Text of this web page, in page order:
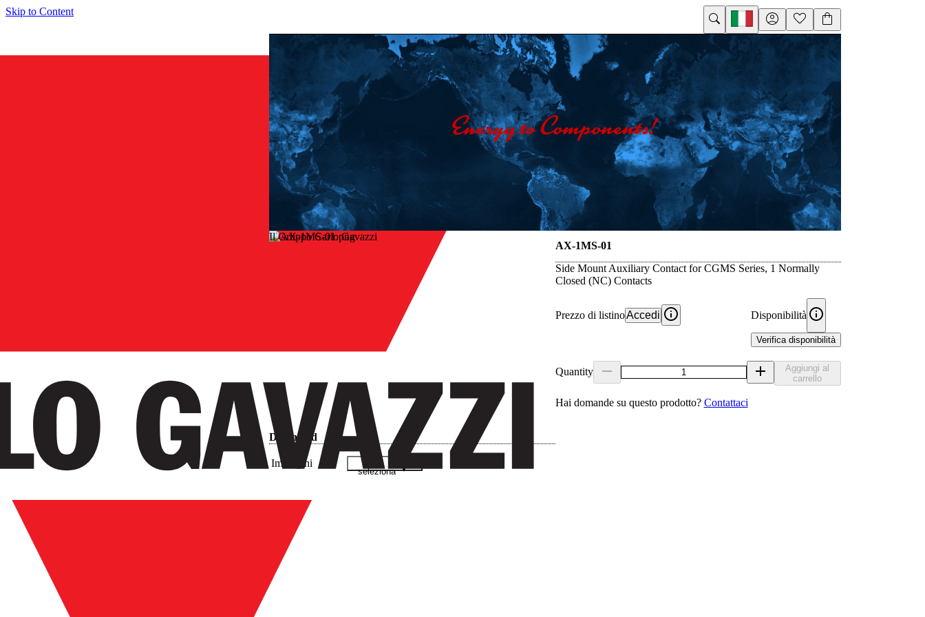
Skip to Content
Il Gruppo Carlo Gavazzi
AX-1MS-01
Side Mount Auxiliary Contact for CGMS Series, 1 Normally
Closed (NC) Contacts
Prezzo di listinoAccedi Disponibilità
Verifica disponibilità
Quantity
Aggiungi al
carrello
Hai domande su questo prodotto? Contattaci
Download
Immagini
seleziona